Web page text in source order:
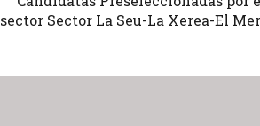
sector Sector La Seu-La Xerea-El